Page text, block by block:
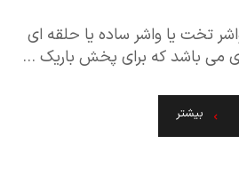
تخت یا واشر ساده یا حلقه ای
می باشد که برای پخش باریک ...
بیشتر